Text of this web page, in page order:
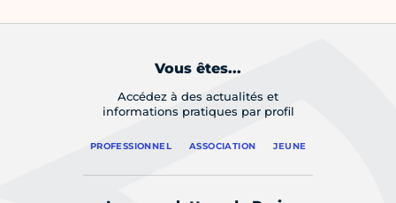
Vous êtes...
Accédez à des actualités et
informations pratiques par profil
PROFESSIONNEL ASSOCIATION JEUNE